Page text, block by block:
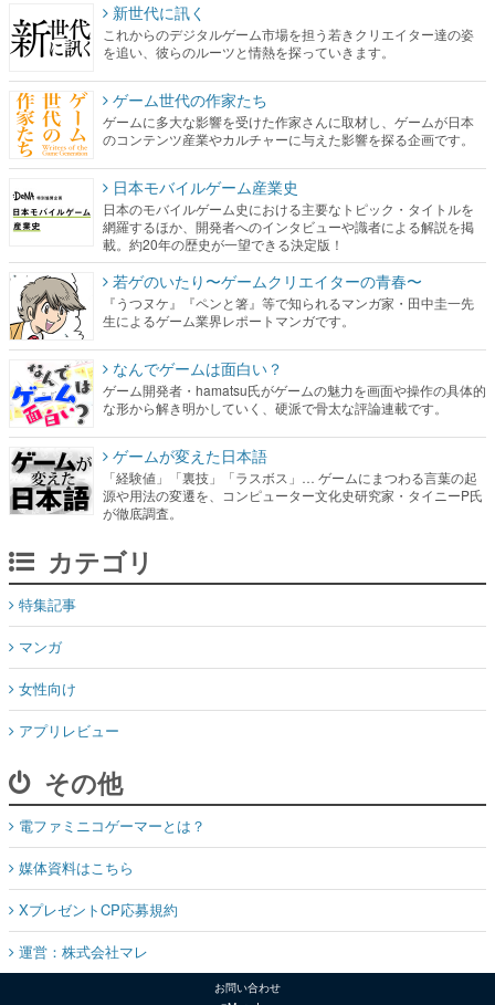
新世代に訊く
これからのデジタルゲーム市場を担う若きクリエイター達の姿
を追い、彼らのルーツと情熱を探っていきます。
ゲーム世代の作家たち
ゲームに多大な影響を受けた作家さんに取材し、ゲームが日本
のコンテンツ産業やカルチャーに与えた影響を探る企画です。
日本モバイルゲーム産業史
日本のモバイルゲーム史における主要なトピック・タイトルを
網羅するほか、開発者へのインタビューや識者による解説を掲
載。約20年の歴史が一望できる決定版！
若ゲのいたり〜ゲームクリエイターの青春〜
『うつヌケ』『ペンと箸』等で知られるマンガ家・田中圭一先
生によるゲーム業界レポートマンガです。
なんでゲームは面白い？
ゲーム開発者・hamatsu氏がゲームの魅力を画面や操作の具体的
な形から解き明かしていく、硬派で骨太な評論連載です。
ゲームが変えた日本語
「経験値」「裏技」「ラスボス」… ゲームにまつわる言葉の起
源や用法の変遷を、コンピューター文化史研究家・タイニーP氏
が徹底調査。
カテゴリ
特集記事
マンガ
女性向け
アプリレビュー
その他
電ファミニコゲーマーとは？
媒体資料はこちら
XプレゼントCP応募規約
運営：株式会社マレ
お問い合わせ